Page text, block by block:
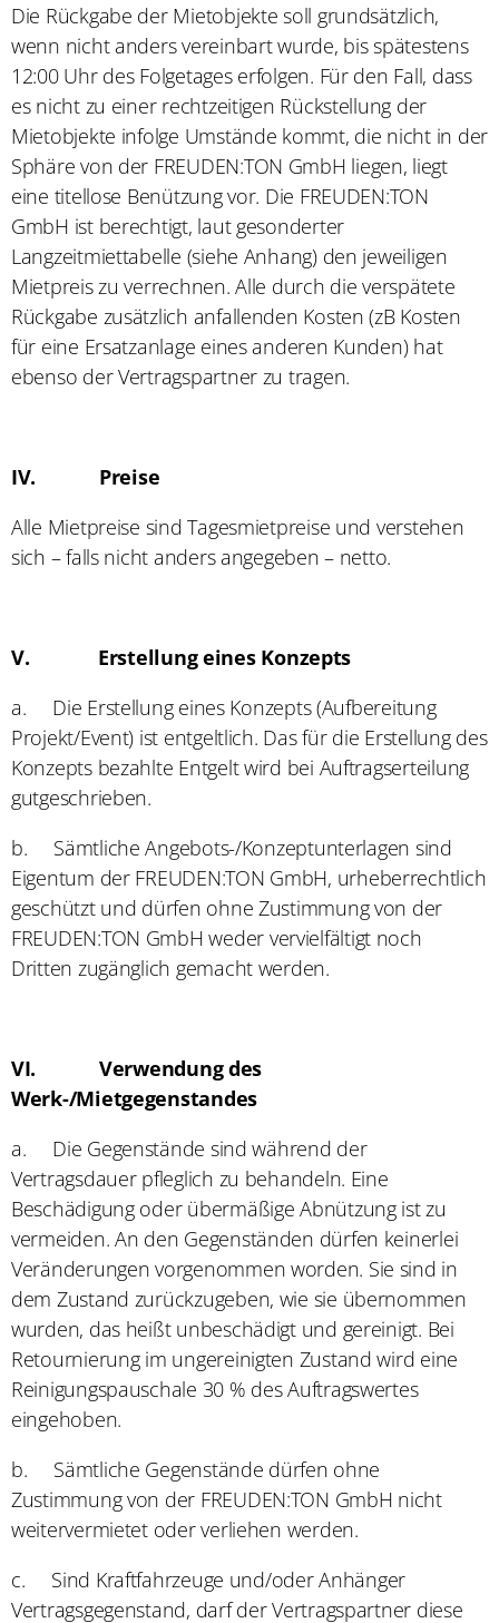
Die Rückgabe der Mietobjekte soll grundsätzlich,
wenn nicht anders vereinbart wurde, bis spätestens
12:00 Uhr des Folgetages erfolgen. Für den Fall, dass
es nicht zu einer rechtzeitigen Rückstellung der
Mietobjekte infolge Umstände kommt, die nicht in der
Sphäre von der FREUDEN:TON GmbH liegen, liegt
eine titellose Benützung vor. Die FREUDEN:TON
GmbH ist berechtigt, laut gesonderter
Langzeitmiettabelle (siehe Anhang) den jeweiligen
Mietpreis zu verrechnen. Alle durch die verspätete
Rückgabe zusätzlich anfallenden Kosten (zB Kosten
für eine Ersatzanlage eines anderen Kunden) hat
ebenso der Vertragspartner zu tragen.
IV.
Preise
Alle Mietpreise sind Tagesmietpreise und verstehen
sich – falls nicht anders angegeben – netto.
V.
Erstellung eines Konzepts
a.
Die Erstellung eines Konzepts (Aufbereitung
Projekt/Event) ist entgeltlich. Das für die Erstellung des
Konzepts bezahlte Entgelt wird bei Auftragserteilung
gutgeschrieben.
b.
Sämtliche Angebots-/Konzeptunterlagen sind
Eigentum der FREUDEN:TON GmbH, urheberrechtlich
geschützt und dürfen ohne Zustimmung von der
FREUDEN:TON GmbH weder vervielfältigt noch
Dritten zugänglich gemacht werden.
VI.
Verwendung des
Werk-/Mietgegenstandes
a.
Die Gegenstände sind während der
Vertragsdauer pfleglich zu behandeln. Eine
Beschädigung oder übermäßige Abnützung ist zu
vermeiden. An den Gegenständen dürfen keinerlei
Veränderungen vorgenommen worden. Sie sind in
dem Zustand zurückzugeben, wie sie übernommen
wurden, das heißt unbeschädigt und gereinigt. Bei
Retournierung im ungereinigten Zustand wird eine
Reinigungspauschale 30 % des Auftragswertes
eingehoben.
b.
Sämtliche Gegenstände dürfen ohne
Zustimmung von der FREUDEN:TON GmbH nicht
weitervermietet oder verliehen werden.
c.
Sind Kraftfahrzeuge und/oder Anhänger
Vertragsgegenstand, darf der Vertragspartner diese